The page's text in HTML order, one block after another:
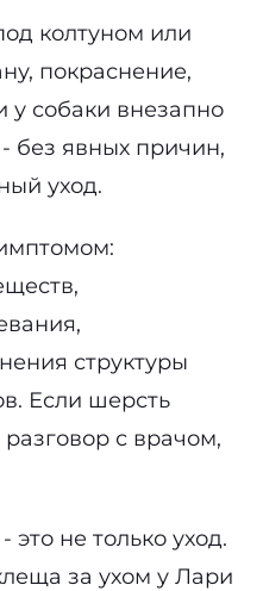
колтуном или
покраснение,
у собаки внезапно
без явных причин,
уход.
структуры
Если шерсть
с врачом,
не только уход.
за ухом у Лари